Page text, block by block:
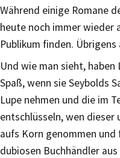
Während einige Romane
heute noch immer wieder
Publikum finden. Übrigens
Und wie man sieht,
Spaß, wenn sie Seybolds
Lupe nehmen und die im
entschlüsseln, wen
aufs Korn genommen und
dubiosen Buchhändler